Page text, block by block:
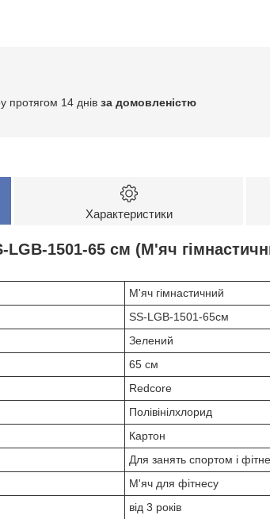
протягом 14 днів за домовленістю
Характеристики
1501-65 см (М'яч
М'яч гімнастичний
SS-LGB-1501-65см
Зелений
65 см
Redcore
Полівінілхлорид
Картон
Для занять спортом і
М'яч для фітнесу
від 3 років